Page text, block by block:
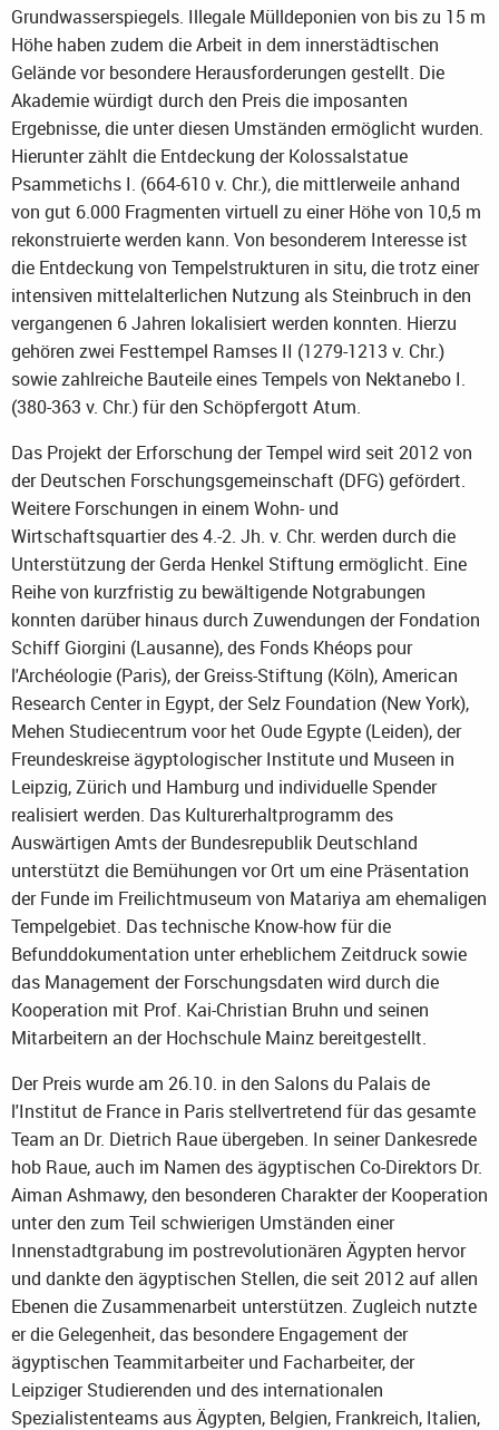
Grundwasserspiegels. Illegale Mülldeponien von bis zu 15 m
Höhe haben zudem die Arbeit in dem innerstädtischen
Gelände vor besondere Herausforderungen gestellt. Die
Akademie würdigt durch den Preis die imposanten
Ergebnisse, die unter diesen Umständen ermöglicht wurden.
Hierunter zählt die Entdeckung der Kolossalstatue
Psammetichs I. (664-610 v. Chr.), die mittlerweile anhand
von gut 6.000 Fragmenten virtuell zu einer Höhe von 10,5 m
rekonstruierte werden kann. Von besonderem Interesse ist
die Entdeckung von Tempelstrukturen in situ, die trotz einer
intensiven mittelalterlichen Nutzung als Steinbruch in den
vergangenen 6 Jahren lokalisiert werden konnten. Hierzu
gehören zwei Festtempel Ramses II (1279-1213 v. Chr.)
sowie zahlreiche Bauteile eines Tempels von Nektanebo I.
(380-363 v. Chr.) für den Schöpfergott Atum.
Das Projekt der Erforschung der Tempel wird seit 2012 von
der Deutschen Forschungsgemeinschaft (DFG) gefördert.
Weitere Forschungen in einem Wohn- und
Wirtschaftsquartier des 4.-2. Jh. v. Chr. werden durch die
Unterstützung der Gerda Henkel Stiftung ermöglicht. Eine
Reihe von kurzfristig zu bewältigende Notgrabungen
konnten darüber hinaus durch Zuwendungen der Fondation
Schiff Giorgini (Lausanne), des Fonds Khéops pour
l'Archéologie (Paris), der Greiss-Stiftung (Köln), American
Research Center in Egypt, der Selz Foundation (New York),
Mehen Studiecentrum voor het Oude Egypte (Leiden), der
Freundeskreise ägyptologischer Institute und Museen in
Leipzig, Zürich und Hamburg und individuelle Spender
realisiert werden. Das Kulturerhaltprogramm des
Auswärtigen Amts der Bundesrepublik Deutschland
unterstützt die Bemühungen vor Ort um eine Präsentation
der Funde im Freilichtmuseum von Matariya am ehemaligen
Tempelgebiet. Das technische Know-how für die
Befunddokumentation unter erheblichem Zeitdruck sowie
das Management der Forschungsdaten wird durch die
Kooperation mit Prof. Kai-Christian Bruhn und seinen
Mitarbeitern an der Hochschule Mainz bereitgestellt.
Der Preis wurde am 26.10. in den Salons du Palais de
l'Institut de France in Paris stellvertretend für das gesamte
Team an Dr. Dietrich Raue übergeben. In seiner Dankesrede
hob Raue, auch im Namen des ägyptischen Co-Direktors Dr.
Aiman Ashmawy, den besonderen Charakter der Kooperation
unter den zum Teil schwierigen Umständen einer
Innenstadtgrabung im postrevolutionären Ägypten hervor
und dankte den ägyptischen Stellen, die seit 2012 auf allen
Ebenen die Zusammenarbeit unterstützen. Zugleich nutzte
er die Gelegenheit, das besondere Engagement der
ägyptischen Teammitarbeiter und Facharbeiter, der
Leipziger Studierenden und des internationalen
Spezialistenteams aus Ägypten, Belgien, Frankreich, Italien,